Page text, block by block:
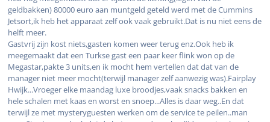
geldbakken) 80000 euro aan muntgeld geteld werd met de Cummins
Jetsort,ik heb het apparaat zelf ook vaak gebruikt.Dat is nu niet eens de
helft meer.
Gastvrij zijn kost niets,gasten komen weer terug enz.Ook heb ik
meegemaakt dat een Turkse gast een paar keer flink won op de
Megastar,pakte 3 units,en ik mocht hem vertellen dat dat van de
manager niet meer mocht(terwijl manager zelf aanwezig was).Fairplay
Hwijk...Vroeger elke maandag luxe broodjes,vaak snacks bakken en
hele schalen met kaas en worst en snoep...Alles is daar weg..En dat
terwijl ze met mysteryguesten werken om de service te peilen..man